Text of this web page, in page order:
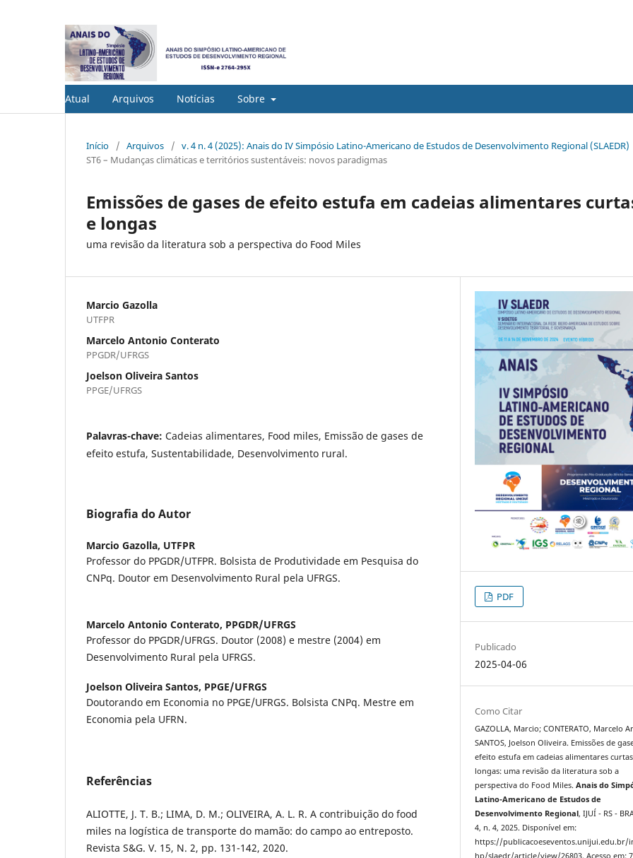
Atual Arquivos Notícias Sobre
Início / Arquivos / v. 4 n. 4 (2025): Anais do IV Simpósio Latino-Americano de Estudos de Desenvolvimento Regional (SLAEDR)
ST6 – Mudanças climáticas e territórios sustentáveis: novos paradigmas
Emissões de gases de efeito estufa em cadeias alimentares
e longas
uma revisão da literatura sob a perspectiva do Food Miles
Marcio Gazolla
UTFPR
Marcelo Antonio Conterato
PPGDR/UFRGS
Joelson Oliveira Santos
PPGE/UFRGS
Palavras-chave: Cadeias alimentares, Food miles, Emissão de gases de
efeito estufa, Sustentabilidade, Desenvolvimento rural.
Biografia do Autor
Marcio Gazolla, UTFPR
Professor do PPGDR/UTFPR. Bolsista de Produtividade em Pesquisa do
CNPq. Doutor em Desenvolvimento Rural pela UFRGS.
Marcelo Antonio Conterato, PPGDR/UFRGS
Professor do PPGDR/UFRGS. Doutor (2008) e mestre (2004) em
Desenvolvimento Rural pela UFRGS.
Joelson Oliveira Santos, PPGE/UFRGS
Doutorando em Economia no PPGE/UFRGS. Bolsista CNPq. Mestre em
Economia pela UFRN.
Referências
ALIOTTE, J. T. B.; LIMA, D. M.; OLIVEIRA, A. L. R. A contribuição do food
miles na logística de transporte do mamão: do campo ao entreposto.
Revista S&G. V. 15, N. 2, pp. 131-142, 2020.
PDF
Publicado
2025-04-06
Como Citar
GAZOLLA, Marcio; CONTERATO, Marcelo
SANTOS, Joelson Oliveira. Emissões de
efeito estufa em cadeias alimentares
longas: uma revisão da literatura sob a
perspectiva do Food Miles.Anais do
Latino-Americano de Estudos de
Desenvolvimento Regional, IJUÍ - RS -
4, n. 4, 2025. Disponível em:
https://publicacoeseventos.unijui.edu.br/